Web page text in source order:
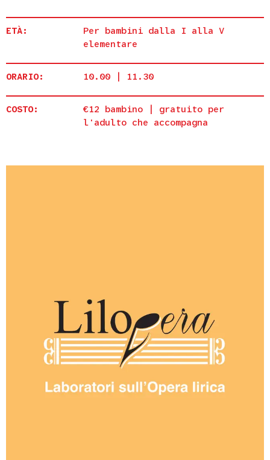
ETÀ:
Per bambini dalla I alla V
elementare
ORARIO: 10.00 | 11.30
COSTO:
€12 bambino | gratuito per
l'adulto che accompagna